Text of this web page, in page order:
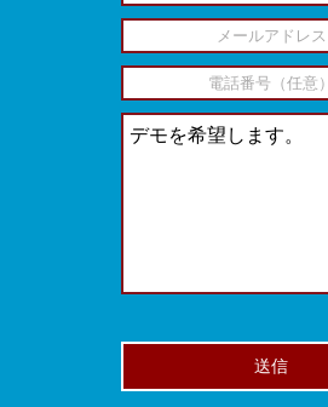
Please leave this field empty.